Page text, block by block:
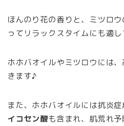
ほんのり花の香りと、ミツロ
ってリラックスタイムにも適し
ホホバオイルやミツロウには
きます♪
また、ホホバオイルには抗炎
イコセン酸も含まれ、肌荒れ予